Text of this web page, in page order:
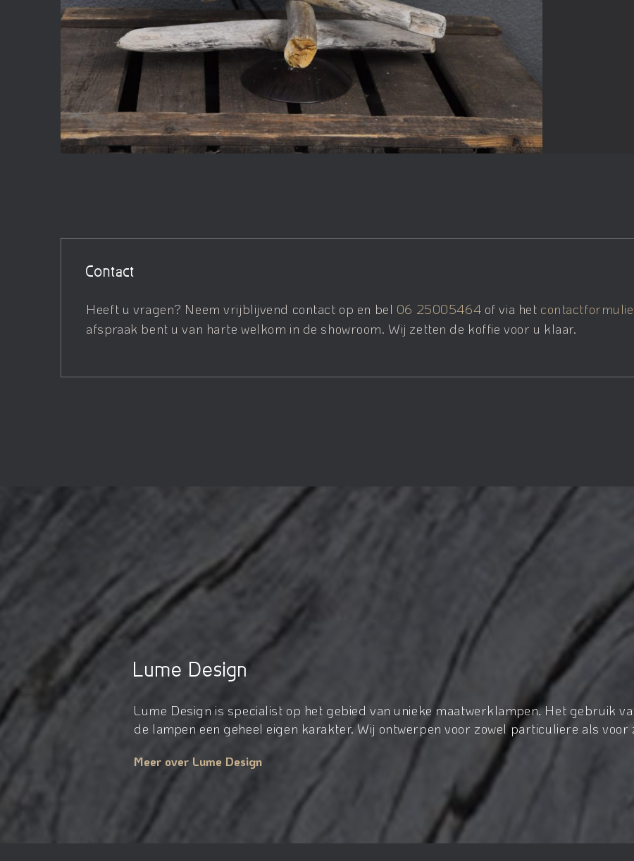
Contact
Heeft u vragen? Neem vrijblijvend contact op en bel 06 25005464 of via het
afspraak bent u van harte welkom in de showroom. Wij zetten de koffie voor u klaar.
Lume Design
Lume Design is specialist op het gebied van unieke maatwerklampen. Het gebruik
de lampen een geheel eigen karakter. Wij ontwerpen voor zowel particuliere als
Meer over Lume Design